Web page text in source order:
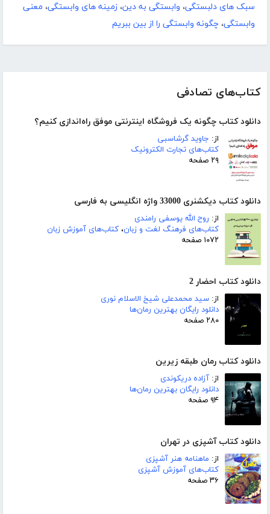
کتاب‌های تصادفی
دانلود کتاب چگونه یک فروشگاه اینترنتی موفق راه‌اندازی کنیم؟
از: جاوید گرشاسبی
کتاب‌های تجارت الکترونیک
۲۹ صفحه
دانلود کتاب دیکشنری 33000 واژه انگلیسی به فارسی
از: روح الله یوسفی رامندی
کتاب‌های فرهنگ لغت و زبان، کتاب‌های آموزش زبان
۱۰۷۲ صفحه
دانلود کتاب احضار 2
از: سید محمدعلی شیخ الاسلام نوری
دانلود رایگان بهترین رمان‌ها
۲۸۰ صفحه
دانلود کتاب رمان طبقه زیرین
از: آزاده دریکوندی
دانلود رایگان بهترین رمان‌ها
۹۴ صفحه
دانلود کتاب آشپزی در تهران
از: ماهنامه هنر آشپزی
کتاب‌های آموزش آشپزی
۳۶ صفحه
سبک های دلبستگی، وابستگی به دین، زمینه های وابستگی، معنی
وابستگی، چگونه وابستگی را از بین ببریم